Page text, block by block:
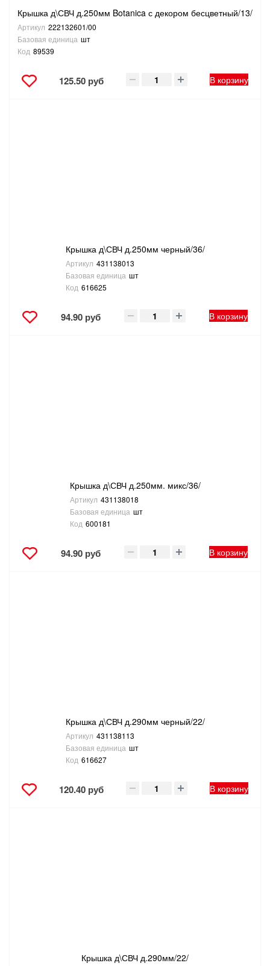
Крышка д\СВЧ д.250мм Botanica с декором бесцветный/13/
Артикул 222132601/00
Базовая единица шт
Код 89539
125.50 руб В корзину
Крышка д\СВЧ д.250мм черный/36/
Артикул 431138013
Базовая единица шт
Код 616625
94.90 руб В корзину
Крышка д\СВЧ д.250мм. микс/36/
Артикул 431138018
Базовая единица шт
Код 600181
94.90 руб В корзину
Крышка д\СВЧ д.290мм черный/22/
Артикул 431138113
Базовая единица шт
Код 616627
120.40 руб В корзину
Крышка д\СВЧ д.290мм/22/